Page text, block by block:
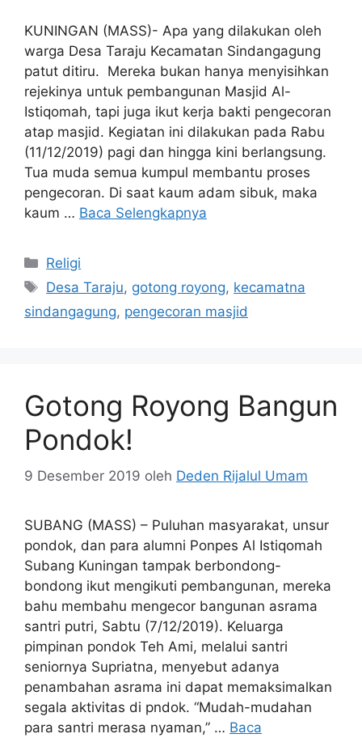
KUNINGAN (MASS)- Apa yang dilakukan oleh
warga Desa Taraju Kecamatan Sindangagung
patut ditiru. Mereka bukan hanya menyisihkan
rejekinya untuk pembangunan Masjid Al-
Istiqomah, tapi juga ikut kerja bakti pengecoran
atap masjid. Kegiatan ini dilakukan pada Rabu
(11/12/2019) pagi dan hingga kini berlangsung.
Tua muda semua kumpul membantu proses
pengecoran. Di saat kaum adam sibuk, maka
kaum … Baca Selengkapnya
Kategori
Religi
Tag
Desa Taraju, gotong royong, kecamatna
sindangagung, pengecoran masjid
Gotong Royong Bangun
Pondok!
9 Desember 2019 oleh Deden Rijalul Umam
SUBANG (MASS) – Puluhan masyarakat, unsur
pondok, dan para alumni Ponpes Al Istiqomah
Subang Kuningan tampak berbondong-
bondong ikut mengikuti pembangunan, mereka
bahu membahu mengecor bangunan asrama
santri putri, Sabtu (7/12/2019). Keluarga
pimpinan pondok Teh Ami, melalui santri
seniornya Supriatna, menyebut adanya
penambahan asrama ini dapat memaksimalkan
segala aktivitas di pndok. “Mudah-mudahan
para santri merasa nyaman,” … Baca